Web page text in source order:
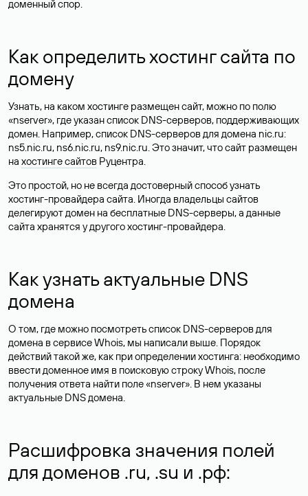
доменный спор.
Как определить хостинг сайта по
домену
Узнать, на каком хостинге размещен сайт, можно по полю
«nserver», где указан список DNS-серверов, поддерживающих
домен. Например, список DNS-серверов для домена nic.ru:
ns5.nic.ru, ns6.nic.ru, ns9.nic.ru. Это значит, что сайт размещен
на хостинге сайтов Руцентра.
Это простой, но не всегда достоверный способ узнать
хостинг-провайдера сайта. Иногда владельцы сайтов
делегируют домен на бесплатные DNS-серверы, а данные
сайта хранятся у другого хостинг-провайдера.
Как узнать актуальные DNS
домена
О том, где можно посмотреть список DNS-серверов для
домена в сервисе Whois, мы написали выше. Порядок
действий такой же, как при определении хостинга: необходимо
ввести доменное имя в поисковую строку Whois, после
получения ответа найти поле «nserver». В нем указаны
актуальные DNS домена.
Расшифровка значения полей
для доменов .ru, .su и .рф: